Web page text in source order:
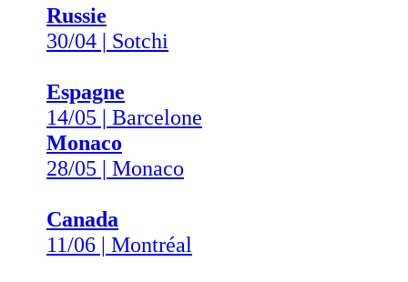
Russie
30/04 | Sotchi
Espagne
14/05 | Barcelone
Monaco
28/05 | Monaco
Canada
11/06 | Montréal